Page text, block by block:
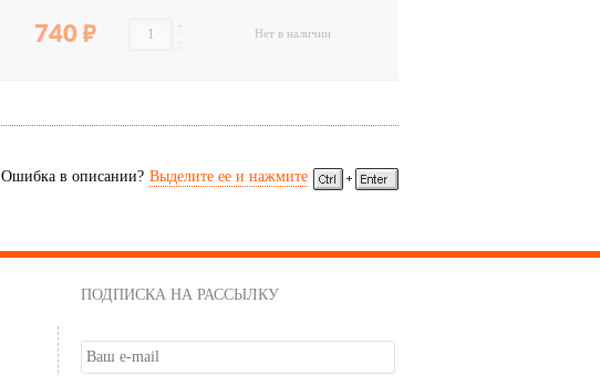
740 -
+
Нет в наличии
Ошибка в описании? Выделите ее и нажмите
ПОДПИСКА НА РАССЫЛКУ